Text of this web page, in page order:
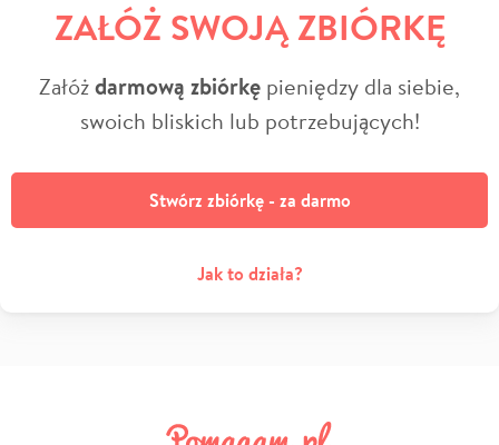
ZAŁÓŻ SWOJĄ ZBIÓRKĘ
Załóżdarmową zbiórkę pieniędzy dla siebie,
swoich bliskich lub potrzebujących!
Stwórz zbiórkę - za darmo
Jak to działa?